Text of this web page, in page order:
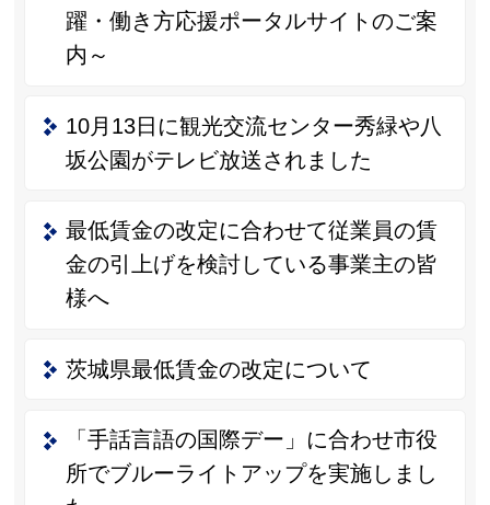
躍・働き方応援ポータルサイトのご案
内～
10月13日に観光交流センター秀緑や八
坂公園がテレビ放送されました
最低賃金の改定に合わせて従業員の賃
金の引上げを検討している事業主の皆
様へ
茨城県最低賃金の改定について
「手話言語の国際デー」に合わせ市役
所でブルーライトアップを実施しまし